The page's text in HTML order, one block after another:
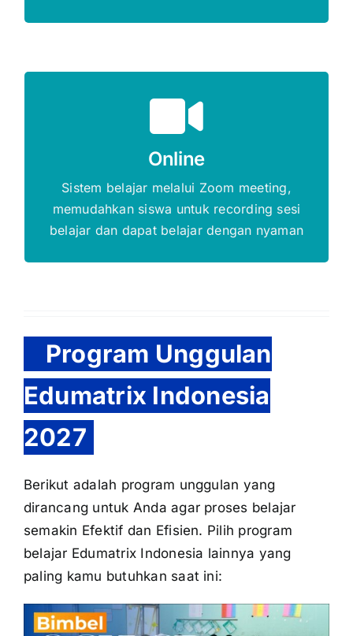
Online
Sistem belajar melalui Zoom meeting,
memudahkan siswa untuk recording sesi
belajar dan dapat belajar dengan nyaman
Gratis Biaya Pendaftaran
DAFTAR SEKARANG
Program Unggulan
Edumatrix Indonesia
2027
Berikut adalah program unggulan yang
dirancang untuk Anda agar proses belajar
semakin Efektif dan Efisien. Pilih program
belajar Edumatrix Indonesia lainnya yang
paling kamu butuhkan saat ini: